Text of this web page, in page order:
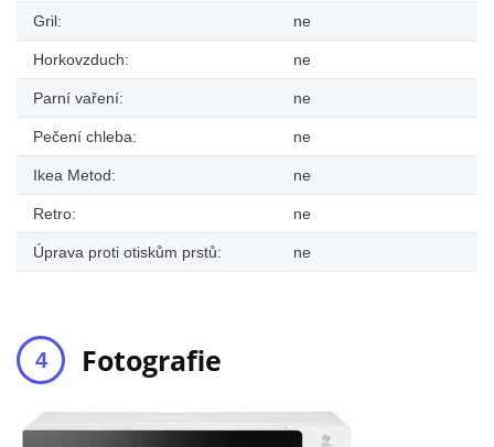
Gril: ne
Horkovzduch: ne
Parní vaření: ne
Pečení chleba: ne
Ikea Metod: ne
Retro: ne
Úprava proti otiskům prstů: ne
Fotografie